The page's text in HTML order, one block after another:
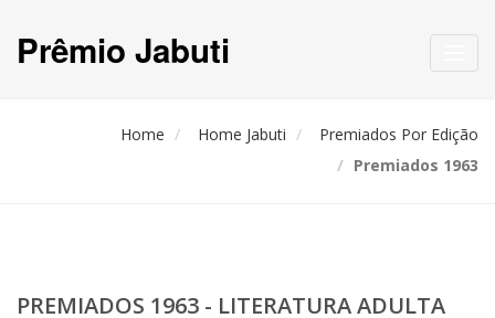
Prêmio Jabuti
Home Home Jabuti
Premiados Por Edição
Premiados 1963
PREMIADOS 1963 - LITERATURA ADULTA